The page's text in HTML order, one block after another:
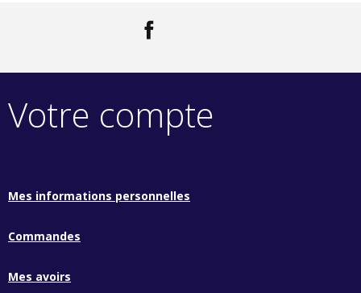
Votre compte
Mes informations personnelles
Commandes
Mes avoirs